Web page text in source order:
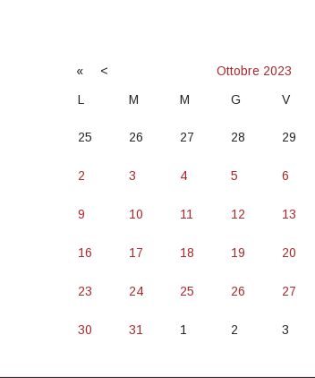
« < Ottobre 2023
L
M M G V
25 26 27 28 29
2 3 4 5 6
9 10 11 12 13
16 17 18 19 20
23 24 25 26 27
30 31 1 2 3